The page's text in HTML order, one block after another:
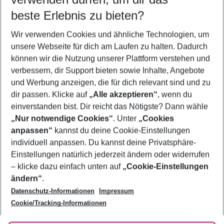
5-8 Nächte
2 Erwachsene Keine Kinder
Mehr Filter anzeigen
Footer
Footer navigation
Über uns
AGB
Bestpreisgarantie
Cookie-Einstellungen ändern
Cookie-Richtlinie
Agenturbetreuung
Barrierefreies Reisen
Folge uns
beste Erlebnis zu bieten?
Wir verwenden Cookies und ähnliche Technologien, um
unsere Webseite für dich am Laufen zu halten. Dadurch
können wir die Nutzung unserer Plattform verstehen und
verbessern, dir Support bieten sowie Inhalte, Angebote
und Werbung anzeigen, die für dich relevant sind und zu
dir passen. Klicke auf „Alle akzeptieren“, wenn du
einverstanden bist. Dir reicht das Nötigste? Dann wähle
„Nur notwendige Cookies“. Unter „Cookies
anpassen“ kannst du deine Cookie-Einstellungen
individuell anpassen. Du kannst deine Privatsphäre-
Einstellungen natürlich jederzeit ändern oder widerrufen
– klicke dazu einfach unten auf „Cookie-Einstellungen
ändern“.
Datenschutz-Informationen
Impressum
Cookie/Tracking-Informationen